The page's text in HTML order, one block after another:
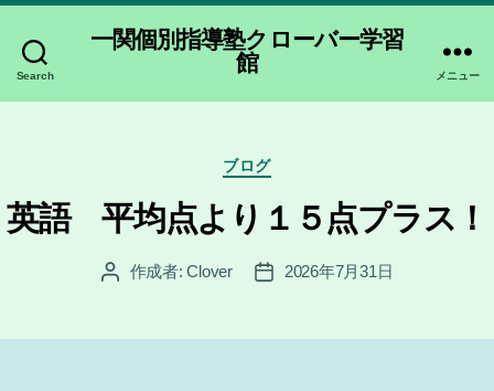
Search
一関個別指導塾クローバー学習
館
メニュー
カ
テ
ゴ
リ
ブログ
英語 平均点より１５点プラス！
投 作成者:Clover
投
2026年7月31日